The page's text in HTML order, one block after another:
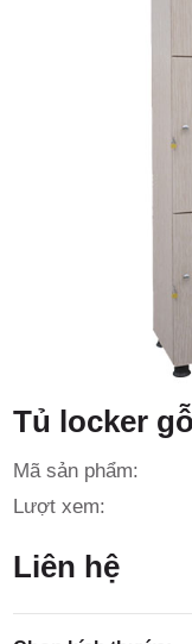
3/
xã
Tủ locker
Mã sản phẩm:
Lượt xem:
Liên hệ